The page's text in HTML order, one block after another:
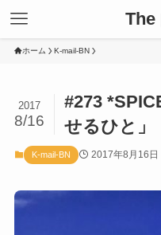
The
ホーム K-mail-BN
#273
せるひと」
2017
8/16
K-mail-BN 2017年8月16日